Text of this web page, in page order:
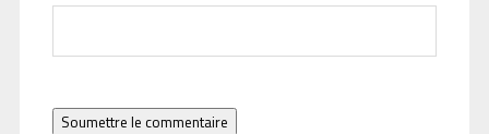
Soumettre le commentaire